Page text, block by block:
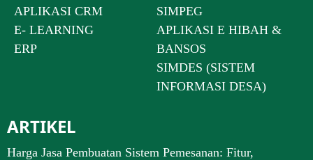
APLIKASI CRM
E- LEARNING
ERP
SIMPEG
APLIKASI E HIBAH &
BANSOS
SIMDES (SISTEM
INFORMASI DESA)
ARTIKEL
Harga Jasa Pembuatan Sistem Pemesanan: Fitur,